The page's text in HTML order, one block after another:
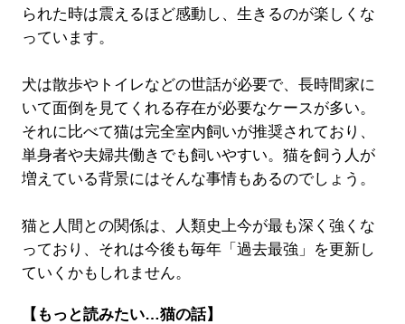
られた時は震えるほど感動し、生きるのが楽しくな
っています。
犬は散歩やトイレなどの世話が必要で、長時間家に
いて面倒を見てくれる存在が必要なケースが多い。
それに比べて猫は完全室内飼いが推奨されており、
単身者や夫婦共働きでも飼いやすい。猫を飼う人が
増えている背景にはそんな事情もあるのでしょう。
猫と人間との関係は、人類史上今が最も深く強くな
っており、それは今後も毎年「過去最強」を更新し
ていくかもしれません。
【もっと読みたい…猫の話】